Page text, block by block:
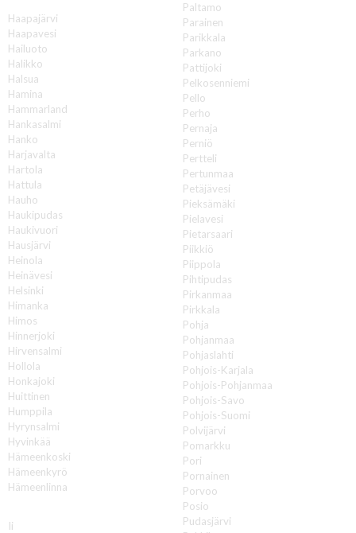
Haapajärvi
Haapavesi
Hailuoto
Halikko
Halsua
Hamina
Hammarland
Hankasalmi
Hanko
Harjavalta
Hartola
Hattula
Hauho
Haukipudas
Haukivuori
Hausjärvi
Heinola
Heinävesi
Helsinki
Himanka
Himos
Hinnerjoki
Hirvensalmi
Hollola
Honkajoki
Huittinen
Humppila
Hyrynsalmi
Hyvinkää
Hämeenkoski
Hämeenkyrö
Hämeenlinna
Ii
Paltamo
Parainen
Parikkala
Parkano
Pattijoki
Pelkosenniemi
Pello
Perho
Pernaja
Perniö
Pertteli
Pertunmaa
Petäjävesi
Pieksämäki
Pielavesi
Pietarsaari
Piikkiö
Piippola
Pihtipudas
Pirkanmaa
Pirkkala
Pohja
Pohjanmaa
Pohjaslahti
Pohjois-Karjala
Pohjois-Pohjanmaa
Pohjois-Savo
Pohjois-Suomi
Polvijärvi
Pomarkku
Pori
Pornainen
Porvoo
Posio
Pudasjärvi